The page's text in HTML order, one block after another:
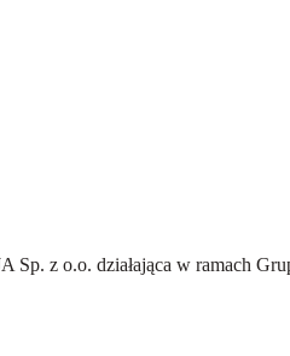
Sp. z o.o. działająca w ramach